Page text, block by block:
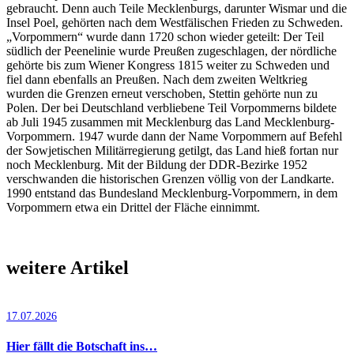
gebraucht. Denn auch Teile Mecklenburgs, darunter Wismar und die
Insel Poel, gehörten nach dem Westfälischen Frieden zu Schweden.
„Vorpommern“ wurde dann 1720 schon wieder geteilt: Der Teil
südlich der Peenelinie wurde Preußen zugeschlagen, der nördliche
gehörte bis zum Wiener Kongress 1815 weiter zu Schweden und
fiel dann ebenfalls an Preußen. Nach dem zweiten Weltkrieg
wurden die Grenzen erneut verschoben, Stettin gehörte nun zu
Polen. Der bei Deutschland verbliebene Teil Vorpommerns bildete
ab Juli 1945 zusammen mit Mecklenburg das Land Mecklenburg-
Vorpommern. 1947 wurde dann der Name Vorpommern auf Befehl
der Sowjetischen Militärregierung getilgt, das Land hieß fortan nur
noch Mecklenburg. Mit der Bildung der DDR-Bezirke 1952
verschwanden die historischen Grenzen völlig von der Landkarte.
1990 entstand das Bundesland Mecklenburg-Vorpommern, in dem
Vorpommern etwa ein Drittel der Fläche einnimmt.
weitere Artikel
17.07.2026
Hier fällt die Botschaft ins…